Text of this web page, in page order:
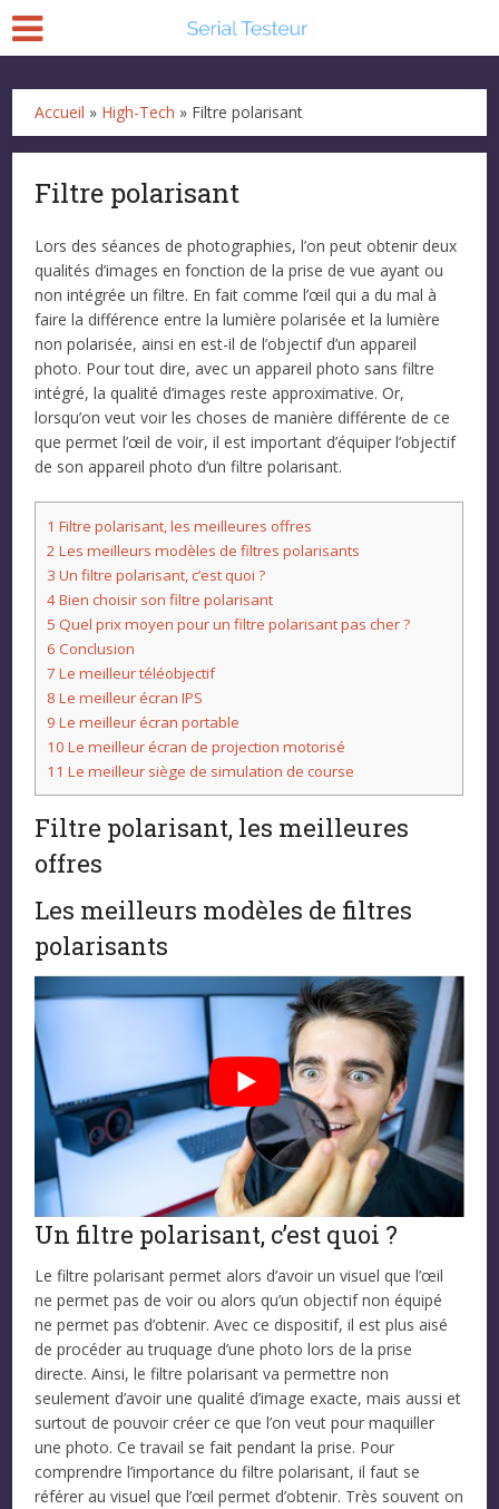
Accueil » High-Tech » Filtre polarisant
Filtre polarisant
Lors des séances de photographies, l’on peut obtenir deux
qualités d’images en fonction de la prise de vue ayant ou
non intégrée un filtre. En fait comme l’œil qui a du mal à
faire la différence entre la lumière polarisée et la lumière
non polarisée, ainsi en est-il de l’objectif d’un appareil
photo. Pour tout dire, avec un appareil photo sans filtre
intégré, la qualité d’images reste approximative. Or,
lorsqu’on veut voir les choses de manière différente de ce
que permet l’œil de voir, il est important d’équiper l’objectif
de son appareil photo d’un filtre polarisant.
1 Filtre polarisant, les meilleures offres
2 Les meilleurs modèles de filtres polarisants
3 Un filtre polarisant, c’est quoi ?
4Bien choisir son filtre polarisant
5 Quel prix moyen pour un filtre polarisant pas cher ?
6 Conclusion
7 Le meilleur téléobjectif
8 Le meilleur écran IPS
9 Le meilleur écran portable
10 Le meilleur écran de projection motorisé
11 Le meilleur siège de simulation de course
Filtre polarisant, les meilleures
offres
Les meilleurs modèles de filtres
polarisants
Un filtre polarisant, c’est quoi ?
Le filtre polarisant permet alors d’avoir un visuel que l’œil
ne permet pas de voir ou alors qu’un objectif non équipé
ne permet pas d’obtenir. Avec ce dispositif, il est plus aisé
de procéder au truquage d’une photo lors de la prise
directe. Ainsi, le filtre polarisant va permettre non
seulement d’avoir une qualité d’image exacte, mais aussi et
surtout de pouvoir créer ce que l’on veut pour maquiller
une photo. Ce travail se fait pendant la prise. Pour
comprendre l’importance du filtre polarisant, il faut se
référer au visuel que l’œil permet d’obtenir. Très souvent on